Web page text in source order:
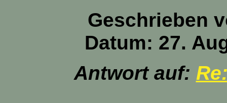
Geschrieben
Datum: 27.
Antwort auf: